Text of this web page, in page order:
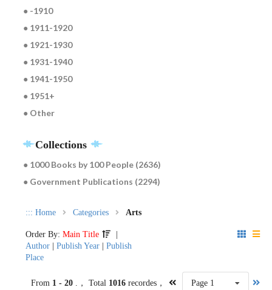
● -1910
● 1911-1920
● 1921-1930
● 1931-1940
● 1941-1950
● 1951+
● Other
Collections
● 1000 Books by 100 People (2636)
● Government Publications (2294)
::: Home Categories Arts
Order By: Main Title
Author
Publish Year
Publish
Place
From 1 - 20 .， Total 1016recordes， Page 1